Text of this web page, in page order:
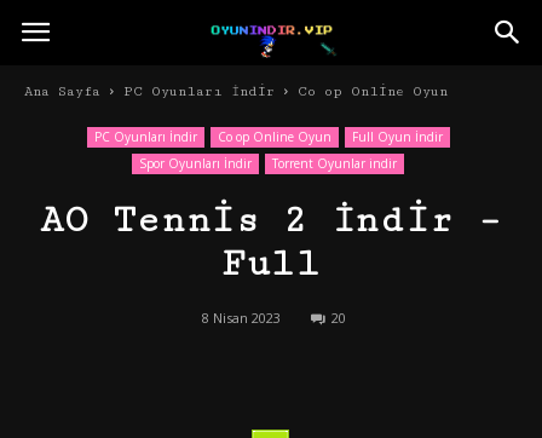
Ana Sayfa PC Oyunları İndir Co op Online Oyun
PC Oyunları İndir Co op Online Oyun
Full Oyun İndir
Spor Oyunları İndir
Torrent Oyunlar indir
AO Tennis 2 İndir –
Full
8 Nisan 2023 20